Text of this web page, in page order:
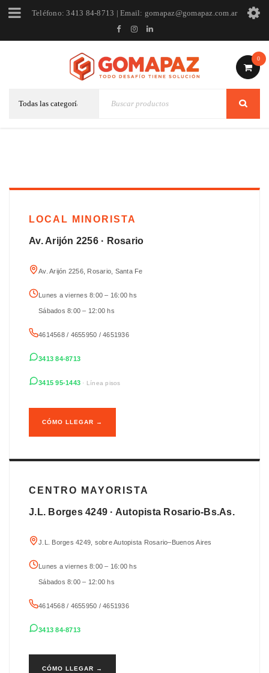
Teléfono: 3413 84-8713 | Email: gomapaz@gomapaz.com.ar
0
LOCAL MINORISTA
Av. Arijón 2256 · Rosario
Av. Arijón 2256, Rosario, Santa Fe
Lunes a viernes 8:00 – 16:00 hs
Sábados 8:00 – 12:00 hs
4614568 / 4655950 / 4651936
3413 84-8713
3415 95-1443 · Línea pisos
CÓMO LLEGAR →
CENTRO MAYORISTA
J.L. Borges 4249 · Autopista Rosario-Bs.As.
J.L. Borges 4249, sobre Autopista Rosario–Buenos Aires
Lunes a viernes 8:00 – 16:00 hs
Sábados 8:00 – 12:00 hs
4614568 / 4655950 / 4651936
3413 84-8713
CÓMO LLEGAR →